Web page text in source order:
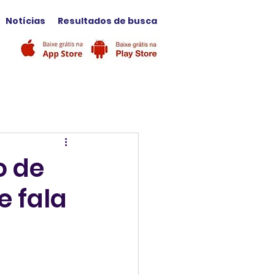
Notícias Resultados de busca
de
fala